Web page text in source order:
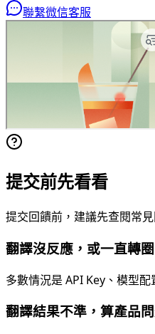
聯繫微信客服
提交前先看看
提交回饋前，建議先查閱常
翻譯沒反應，或一直轉
多數情況是 API Key、模型
翻譯結果不準，算產品